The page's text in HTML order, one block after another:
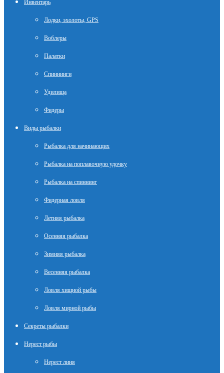
Инвентарь
Лодки, эхолоты, GPS
Воблеры
Палатки
Спиннинги
Удилища
Фидеры
Виды рыбалки
Рыбалка для начинающих
Рыбалка на поплавочную удочку
Рыбалка на спиннинг
Фидерная ловля
Летняя рыбалка
Осенняя рыбалка
Зимняя рыбалка
Весенняя рыбалка
Ловля хищной рыбы
Ловля мирной рыбы
Секреты рыбалки
Нерест рыбы
Нерест линя